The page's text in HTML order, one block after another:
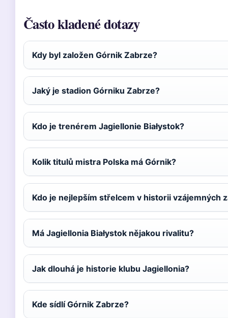
Často kladené dotazy
Kdy byl založen Górnik Zabrze?
Jaký je stadion Górniku Zabrze?
Kdo je trenérem Jagiellonie Białystok?
Kolik titulů mistra Polska má Górnik?
Kdo je nejlepším střelcem v historii vzájemných
Má Jagiellonia Białystok nějakou rivalitu?
Jak dlouhá je historie klubu Jagiellonia?
Kde sídlí Górnik Zabrze?